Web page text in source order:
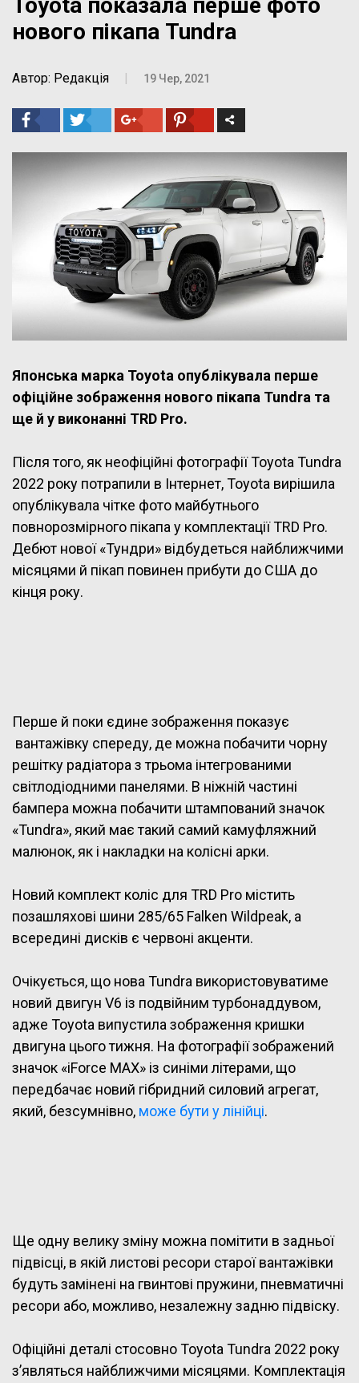
Toyota показала перше фото
нового пікапа Tundra
Автор: Редакція 19 Чер, 2021
Японська марка Toyota опублікувала перше
офіційне зображення нового пікапа Tundra та
ще й у виконанні TRD Pro.
Після того, як неофіційні фотографії Toyota Tundra
2022 року потрапили в Інтернет, Toyota вирішила
опублікувала чітке фото майбутнього
повнорозмірного пікапа у комплектації TRD Pro.
Дебют нової «Тундри» відбудеться найближчими
місяцями й пікап повинен прибути до США до
кінця року.
Перше й поки єдине зображення показує
вантажівку спереду, де можна побачити чорну
решітку радіатора з трьома інтегрованими
світлодіодними панелями. В ніжній частині
бампера можна побачити штампований значок
«Tundra», який має такий самий камуфляжний
малюнок, як і накладки на колісні арки.
Новий комплект коліс для TRD Pro містить
позашляхові шини 285/65 Falken Wildpeak, а
всередині дисків є червоні акценти.
Очікується, що нова Tundra використовуватиме
новий двигун V6 із подвійним турбонаддувом,
адже Toyota випустила зображення кришки
двигуна цього тижня. На фотографії зображений
значок «iForce MAX» із синіми літерами, що
передбачає новий гібридний силовий агрегат,
який, безсумнівно, може бути у лінійці.
Ще одну велику зміну можна помітити в задньої
підвісці, в якій листові ресори старої вантажівки
будуть замінені на гвинтові пружини, пневматичні
ресори або, можливо, незалежну задню підвіску.
Офіційні деталі стосовно Toyota Tundra 2022 року
з’являться найближчими місяцями. Комплектація